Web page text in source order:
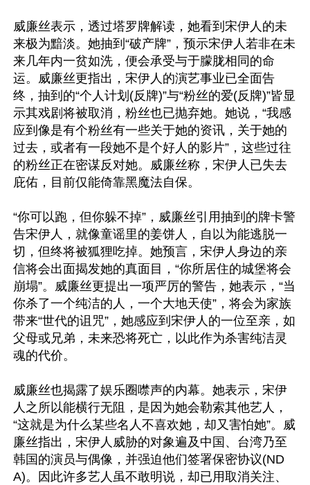
威廉丝表示，透过塔罗牌解读，她看到宋伊人的未
来极为黯淡。她抽到“破产牌”，预示宋伊人若非在未
来几年内一贫如洗，便会承受与于朦胧相同的命
运。威廉丝更指出，宋伊人的演艺事业已全面告
终，抽到的“个人计划(反牌)”与“粉丝的爱(反牌)”皆显
示其戏剧将被取消，粉丝也已抛弃她。她说，“我感
应到像是有个粉丝有一些关于她的资讯，关于她的
过去，或者有一段她不是个好人的影片”，这些过往
的粉丝正在密谋反对她。威廉丝称，宋伊人已失去
庇佑，目前仅能倚靠黑魔法自保。
“你可以跑，但你躲不掉”，威廉丝引用抽到的牌卡警
告宋伊人，就像童谣里的姜饼人，自以为能逃脱一
切，但终将被狐狸吃掉。她预言，宋伊人身边的亲
信将会出面揭发她的真面目，“你所居住的城堡将会
崩塌”。威廉丝更提出一项严厉的警告，她表示，“当
你杀了一个纯洁的人，一个大地天使”，将会为家族
带来“世代的诅咒”，她感应到宋伊人的一位至亲，如
父母或兄弟，未来恐将死亡，以此作为杀害纯洁灵
魂的代价。
威廉丝也揭露了娱乐圈噤声的内幕。她表示，宋伊
人之所以能横行无阻，是因为她会勒索其他艺人，
“这就是为什么某些名人不喜欢她，却又害怕她”。威
廉丝指出，宋伊人威胁的对象遍及中国、台湾乃至
韩国的演员与偶像，并强迫他们签署保密协议(ND
A)。因此许多艺人虽不敢明说，却已用取消关注、